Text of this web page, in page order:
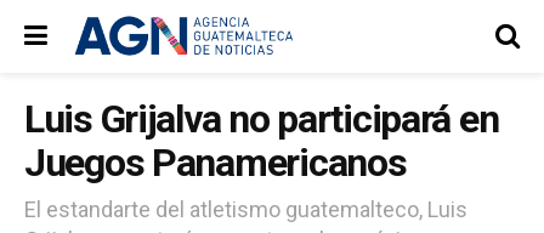
Luis Grijalva no participará en
Juegos Panamericanos
El estandarte del atletismo guatemalteco, Luis